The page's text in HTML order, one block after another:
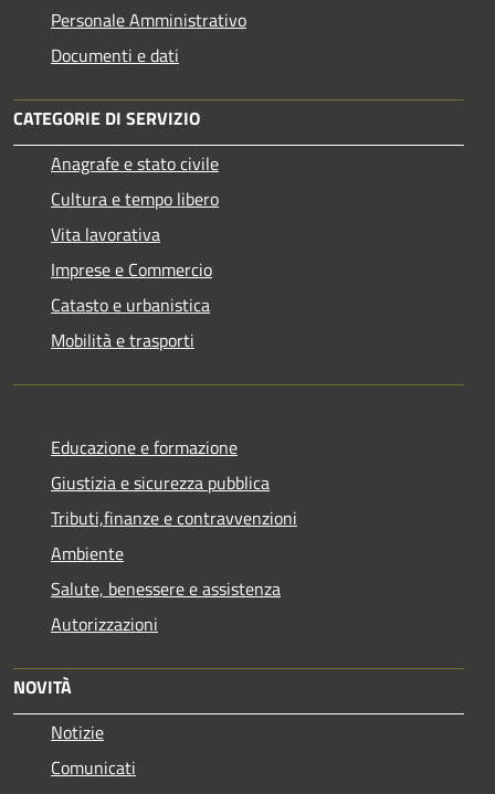
Personale Amministrativo
Documenti e dati
CATEGORIE DI SERVIZIO
Anagrafe e stato civile
Cultura e tempo libero
Vita lavorativa
Imprese e Commercio
Catasto e urbanistica
Mobilità e trasporti
Educazione e formazione
Giustizia e sicurezza pubblica
Tributi,finanze e contravvenzioni
Ambiente
Salute, benessere e assistenza
Autorizzazioni
NOVITÀ
Notizie
Comunicati